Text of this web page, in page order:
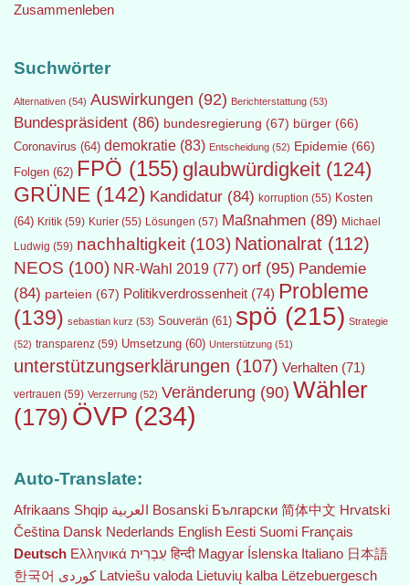
Zusammenleben
Suchwörter
Alternativen (54) Auswirkungen (92) Berichterstattung (53)
Bundespräsident (86) bundesregierung (67) bürger (66)
Coronavirus (64) demokratie (83) Entscheidung (52) Epidemie (66)
Folgen (62) FPÖ (155) glaubwürdigkeit (124)
GRÜNE (142) Kandidatur (84) korruption (55) Kosten
(64) Kritik (59) Kurier (55) Lösungen (57) Maßnahmen (89) Michael
Ludwig (59) nachhaltigkeit (103) Nationalrat (112)
NEOS (100) NR-Wahl 2019 (77) orf (95) Pandemie
(84) parteien (67) Politikverdrossenheit (74) Probleme
(139) sebastian kurz (53) Souverän (61) spö (215) Strategie
(52) transparenz (59) Umsetzung (60) Unterstützung (51)
unterstützungserklärungen (107) Verhalten (71)
vertrauen (59) Verzerrung (52) Veränderung (90) Wähler
(179) ÖVP (234)
Auto-Translate:
Afrikaans Shqip العربية Bosanski Български 简体中文 Hrvatski
Čeština‎ Dansk Nederlands English Eesti Suomi Français
Deutsch Ελληνικά עִבְרִית हिन्दी Magyar Íslenska Italiano 日本語
한국어
Latviešu valoda Lietuvių kalba Lëtzebuergesch